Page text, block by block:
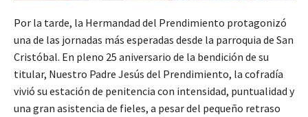
Por la tarde, la Hermandad del Prendimiento protagonizó
una de las jornadas más esperadas desde la parroquia de San
Cristóbal. En pleno 25 aniversario de la bendición de su
titular, Nuestro Padre Jesús del Prendimiento, la cofradía
vivió su estación de penitencia con intensidad, puntualidad y
una gran asistencia de fieles, a pesar del pequeño retraso